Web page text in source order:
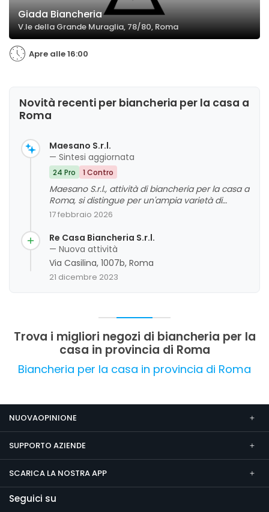
Giada Biancheria
V.le della Grande Muraglia, 78/80, Roma
Apre alle 16:00
Novità recenti per biancheria per la casa a
Roma
Maesano S.r.l.
— Sintesi aggiornata
24 Pro 1 Contro
Maesano S.r.l., attività di biancheria per la casa a
Roma, si distingue per un'ampia varietà di
prodotti di alta qualità, accompagnata da un
apprezza la vasta scelta, la qualità duratura
degli articoli e la competenza del personale, che
spesso si distingue per gentilezza e
professionalità. Pur emergendo qualche criticità
sulla cortesia in alcune occasioni, nel complesso
alla qualità dei prodotti.
17 febbraio 2026
Re Casa Biancheria S.r.l.
— Nuova attività
Via Casilina, 1007b, Roma
21 dicembre 2023
Trova i migliori negozi di biancheria per la
casa in provincia di Roma
Biancheria per la casa in provincia di Roma
NUOVAOPINIONE
SUPPORTO AZIENDE
SCARICA LA NOSTRA APP
Seguici su